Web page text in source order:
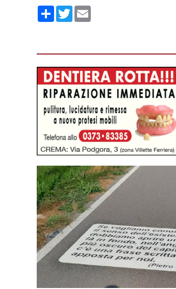
Condividi
Twitter